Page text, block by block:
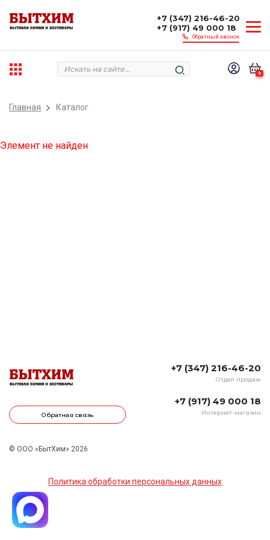
+7 (347) 216-46-20
+7 (917) 49 000 18
Обратный звонок
0
Главная Каталог
Элемент не найден
Обратная связь
+7 (347) 216-46-20
Отдел продаж
+7 (917) 49 000 18
Интернет-магазин
© ООО «БытХим» 2026
Политика обработки персональных данных